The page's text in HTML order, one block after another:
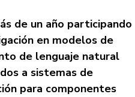
de un año participando
en modelos de
de lenguaje natural
a sistemas de
para componentes